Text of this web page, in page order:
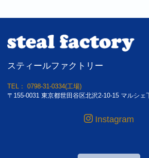
スティールファクトリー
TEL： 0798-31-0334(工場)
〒155-0031 東京都世田谷区北沢2-10-15 マルシェ
Instagram